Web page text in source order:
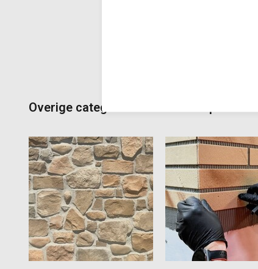
Overige categorieën in Steenstrips